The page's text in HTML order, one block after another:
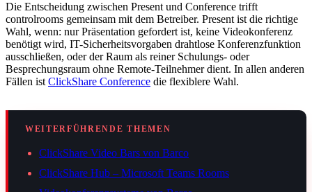
Die Entscheidung zwischen Present und Conference trifft
controlrooms gemeinsam mit dem Betreiber. Present ist die richtige
Wahl, wenn: nur Präsentation gefordert ist, keine Videokonferenz
benötigt wird, IT-Sicherheitsvorgaben drahtlose Konferenzfunktion
ausschließen, oder der Raum als reiner Schulungs- oder
Besprechungsraum ohne Remote-Teilnehmer dient. In allen anderen
Fällen ist ClickShare Conference die flexiblere Wahl.
WEITERFÜHRENDE THEMEN
ClickShare Video Bars von Barco
ClickShare Hub – Microsoft Teams Rooms